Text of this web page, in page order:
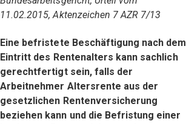
11.02.2015, Aktenzeichen 7 AZR 7/13
Eine befristete Beschäftigung nach dem
Eintritt des Rentenalters kann sachlich
gerechtfertigt sein, falls der
Arbeitnehmer Altersrente aus der
gesetzlichen Rentenversicherung
beziehen kann und die Befristung einer